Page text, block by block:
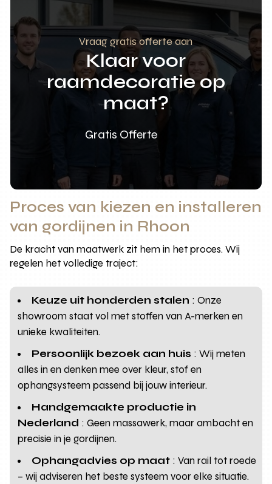
Vraag gratis offerte aan
Klaar voor
raamdecoratie op
maat?
Gratis Offerte
Proces van kiezen en installeren
van gordijnen in Rhoon
De kracht van maatwerk zit hem in het proces. Wij
regelen het volledige traject:
Keuze uit honderden stalen : Onze
showroom staat vol met stoffen van A-merken en
unieke kwaliteiten.
Persoonlijk bezoek aan huis : Wij meten
alles in en denken mee over kleur, stof en
ophangsysteem passend bij jouw interieur.
Handgemaakte productie in
Nederland : Geen massawerk, maar ambacht en
precisie in je gordijnen.
Ophangadvies op maat : Van rail tot roede
– wij adviseren het beste systeem voor elke situatie.